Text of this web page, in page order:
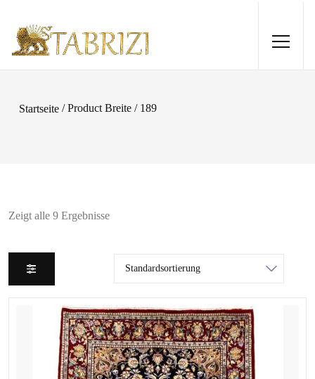
Startseite / Product Breite / 189
Zeigt alle 9 Ergebnisse